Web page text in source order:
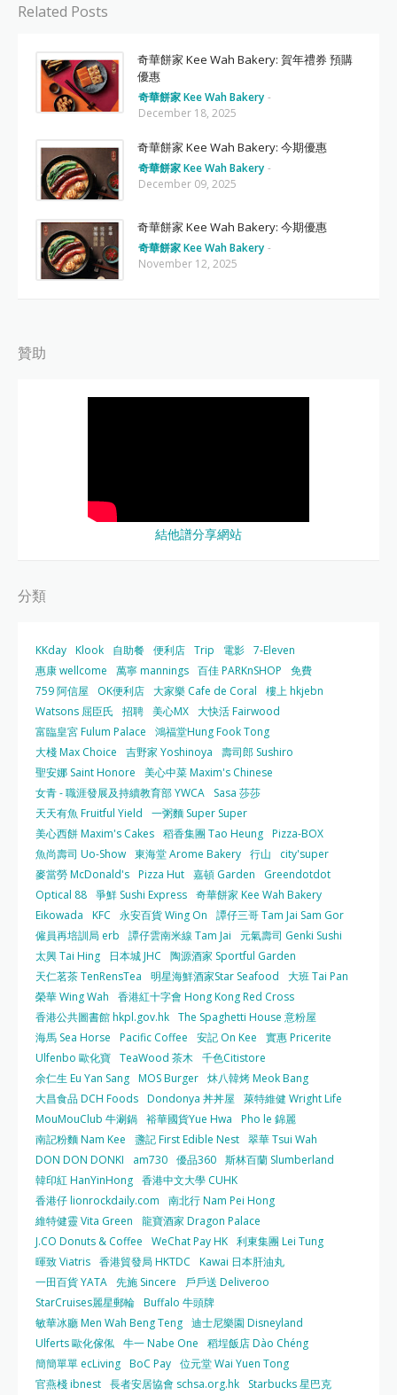
Related Posts
奇華餅家 Kee Wah Bakery: 賀年禮券 預購
優惠
奇華餅家 Kee Wah Bakery -
December 18, 2025
奇華餅家 Kee Wah Bakery: 今期優惠
奇華餅家 Kee Wah Bakery -
December 09, 2025
奇華餅家 Kee Wah Bakery: 今期優惠
奇華餅家 Kee Wah Bakery -
November 12, 2025
贊助
結他譜分享網站
分類
KKday Klook 自助餐 便利店 Trip 電影 7-Eleven
惠康 wellcome
萬寧 mannings 百佳 PARKnSHOP
免費
759 阿信屋
OK便利店 大家樂 Cafe de Coral
樓上 hkjebn
Watsons 屈臣氏
招聘 美心MX 大快活 Fairwood
富臨皇宮 Fulum Palace
鴻福堂Hung Fook Tong
大棧 Max Choice
吉野家 Yoshinoya
壽司郎 Sushiro
聖安娜 Saint Honore
美心中菜 Maxim's Chinese
女青 - 職涯發展及持續教育部 YWCA
Sasa 莎莎
天天有魚 Fruitful Yield
一粥麵 Super Super
美心西餅 Maxim's Cakes 稻香集團 Tao Heung Pizza-BOX
魚尚壽司 Uo-Show 東海堂 Arome Bakery 行山
city'super
麥當勞 McDonald's Pizza Hut 嘉頓 Garden
Greendotdot
Optical 88 爭鮮 Sushi Express 奇華餅家 Kee Wah Bakery
Eikowada
KFC 永安百貨 Wing On
譚仔三哥 Tam Jai Sam Gor
僱員再培訓局 erb
譚仔雲南米線 Tam Jai
元氣壽司 Genki Sushi
太興 Tai Hing
日本城 JHC
陶源酒家 Sportful Garden
天仁茗茶 TenRensTea
明星海鮮酒家Star Seafood
大班 Tai Pan
榮華 Wing Wah
香港紅十字會 Hong Kong Red Cross
香港公共圖書館 hkpl.gov.hk The Spaghetti House 意粉屋
海馬 Sea Horse
Pacific Coffee 安記 On Kee
實惠 Pricerite
Ulfenbo 歐化寶 TeaWood 茶木 千色Citistore
余仁生 Eu Yan Sang MOS Burger 炑八韓烤 Meok Bang
大昌食品 DCH Foods Dondonya 丼丼屋
萊特維健 Wright Life
MouMouClub 牛涮鍋 裕華國貨Yue Hwa
Pho le 錦麗
南記粉麵 Nam Kee
盞記 First Edible Nest 翠華 Tsui Wah
DON DON DONKI
am730 優品360 斯林百蘭 Slumberland
韓印紅 HanYinHong 香港中文大學 CUHK
香港仔 lionrockdaily.com
南北行 Nam Pei Hong
維特健靈 Vita Green
龍寶酒家 Dragon Palace
J.CO Donuts & Coffee
WeChat Pay HK 利東集團 Lei Tung
暉致 Viatris 香港貿發局 HKTDC
Kawai 日本肝油丸
一田百貨 YATA 先施 Sincere
戶戶送 Deliveroo
StarCruises麗星郵輪 Buffalo 牛頭牌
敏華冰廳 Men Wah Beng Teng 迪士尼樂園 Disneyland
Ulferts 歐化傢俬 牛一 Nabe One
稻埕飯店 Dào Chéng
簡簡單單 ecLiving BoC Pay 位元堂 Wai Yuen Tong
官燕棧 ibnest 長者安居協會 schsa.org.hk Starbucks 星巴克